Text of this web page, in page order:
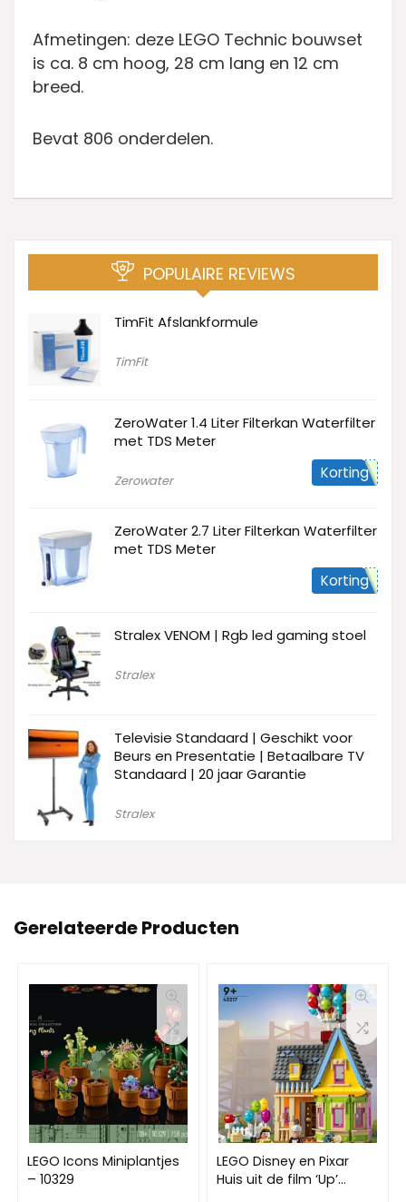
Afmetingen: deze LEGO Technic bouwset
is ca. 8 cm hoog, 28 cm lang en 12 cm
breed.
Bevat 806 onderdelen.
POPULAIRE REVIEWS
TimFit Afslankformule
TimFit
ZeroWater 1.4 Liter Filterkan Waterfilter
met TDS Meter
Zerowater Korting
ZeroWater 2.7 Liter Filterkan Waterfilter
met TDS Meter
Korting
Stralex VENOM | Rgb led gaming stoel
Stralex
Televisie Standaard | Geschikt voor
Beurs en Presentatie | Betaalbare TV
Standaard | 20 jaar Garantie
Stralex
Gerelateerde Producten
LEGO Icons Miniplantjes
– 10329
LEGO Disney en Pixar
Huis uit de film ‘Up’